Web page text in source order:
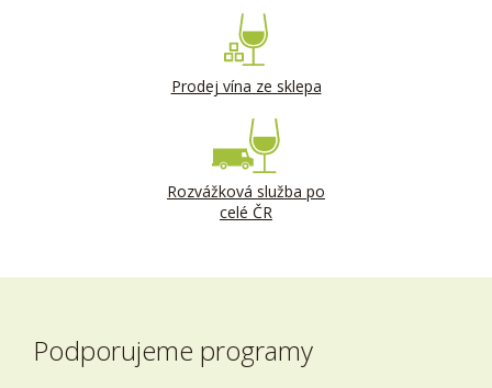
Prodej vína ze sklepa
Rozvážková služba po
celé ČR
Podporujeme programy